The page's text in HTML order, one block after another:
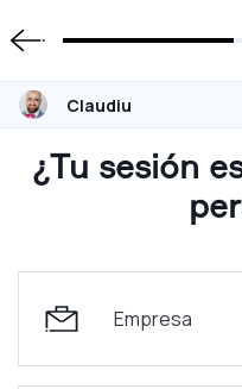
Claudiu
¿Tu sesión
Empresa